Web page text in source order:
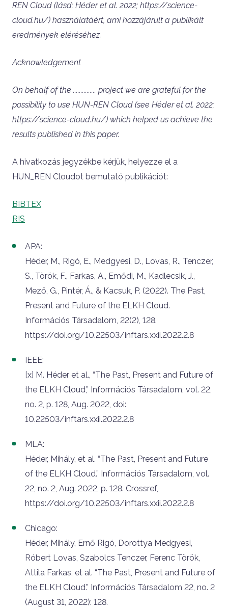
REN Cloud (lásd: Héder et al. 2022; https://science-
cloud.hu/) használatáért, ami hozzájárult a publikált
eredmények eléréséhez.
Acknowledgement
On behalf of the ............... project we are grateful for the
possibility to use HUN-REN Cloud (see Héder et al. 2022;
https://science-cloud.hu/) which helped us achieve the
results published in this paper.
A hivatkozás jegyzékbe kérjük, helyezze el a
HUN_REN Cloudot bemutató publikációt:
BIBTEX
RIS
APA:
Héder, M., Rigó, E., Medgyesi, D., Lovas, R., Tenczer,
S., Török, F., Farkas, A., Emődi, M., Kadlecsik, J.,
Mező, G., Pintér, Á., & Kacsuk, P. (2022). The Past,
Present and Future of the ELKH Cloud.
Információs Társadalom, 22(2), 128.
https://doi.org/10.22503/inftars.xxii.2022.2.8
IEEE:
[x] M. Héder et al., “The Past, Present and Future of
the ELKH Cloud,” Információs Társadalom, vol. 22,
no. 2, p. 128, Aug. 2022, doi:
10.22503/inftars.xxii.2022.2.8
MLA:
Héder, Mihály, et al. “The Past, Present and Future
of the ELKH Cloud.” Információs Társadalom, vol.
22, no. 2, Aug. 2022, p. 128. Crossref,
https://doi.org/10.22503/inftars.xxii.2022.2.8
Chicago:
Héder, Mihály, Ernő Rigó, Dorottya Medgyesi,
Róbert Lovas, Szabolcs Tenczer, Ferenc Török,
Attila Farkas, et al. “The Past, Present and Future of
the ELKH Cloud.” Információs Társadalom 22, no. 2
(August 31, 2022): 128.